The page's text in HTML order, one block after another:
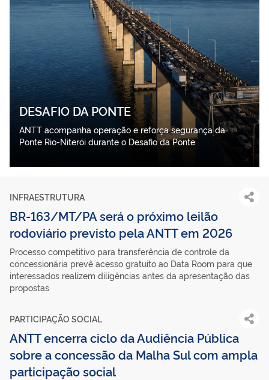
DESAFIO DA PONTE
ANTT acompanha operação e reforça segurança da
Ponte Rio-Niterói durante o Desafio da Ponte
INFRAESTRUTURA
BR-163/MT/PA será o próximo leilão
rodoviário previsto pela ANTT em 2026
Processo competitivo para transferência de controle da
concessionária prevê acesso gratuito ao Data Room para que
interessados realizem diligências antes da apresentação das
propostas
PARTICIPAÇÃO SOCIAL
ANTT encerra ciclo da Audiência Pública
sobre a concessão da Malha Sul com ampla
participação social